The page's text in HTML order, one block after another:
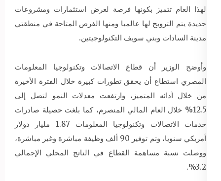
لهذا العام تتميز بكونها فرصة لعرض استثمارات ومشروعات
جديدة يتم الترويج لها عالميا ومنها الفرص المتاحة في منطقتي
مدينة السادات وبني سويف التكنولوجيتين.
وأوضح الوزير أن قطاع الاتصالات وتكنولوجيا المعلومات
المصري استطاع أن يحقق تطورات كبيرة خلال الفترة الأخيرة
من خلال أدائه المتميز، وارتفعت معدلات النمو لتصل إلى
12.5% خلال العام المالي المنصرم، كما بلغت حصيلة صادرات
خدمات الاتصالات وتكنولوجيا المعلومات 1.87 مليار دولار
أمريكي سنويا، وتم توفير 90 ألف وظيفة مباشرة وغير مباشرة،
ووصلت نسبة مساهمة القطاع في الناتج المحلي الإجمالي
3.2%.